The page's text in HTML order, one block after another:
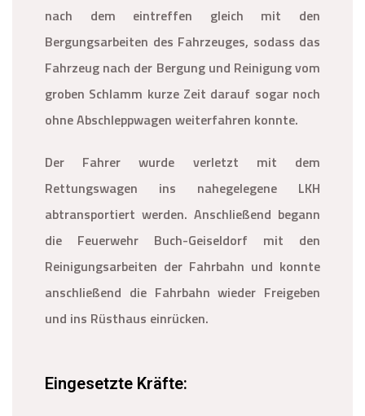
nach dem eintreffen gleich mit den
Bergungsarbeiten des Fahrzeuges, sodass das
Fahrzeug nach der Bergung und Reinigung vom
groben Schlamm kurze Zeit darauf sogar noch
ohne Abschleppwagen weiterfahren konnte.
Der Fahrer wurde verletzt mit dem
Rettungswagen ins nahegelegene LKH
abtransportiert werden. Anschließend begann
die Feuerwehr Buch-Geiseldorf mit den
Reinigungsarbeiten der Fahrbahn und konnte
anschließend die Fahrbahn wieder Freigeben
und ins Rüsthaus einrücken.
Eingesetzte Kräfte: